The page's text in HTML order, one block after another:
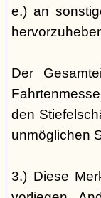
e.) an
Der
den
unmöglichen
3.) Diese